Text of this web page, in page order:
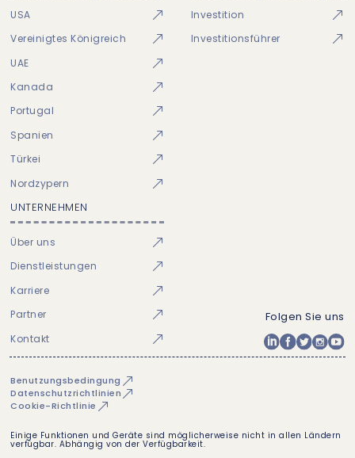
USA
Vereinigtes Königreich
UAE
Kanada
Portugal
Spanien
Türkei
Nordzypern
Investition
Investitionsführer
UNTERNEHMEN
Über uns
Dienstleistungen
Karriere
Partner
Kontakt
Folgen Sie uns
Benutzungsbedingung
Datenschutzrichtlinien
Cookie-Richtlinie
Einige Funktionen und Geräte sind möglicherweise nicht in allen Ländern
verfügbar. Abhängig von der Verfügbarkeit.